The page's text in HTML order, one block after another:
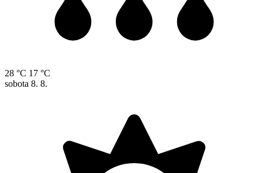
28 °C 17 °C
sobota 8. 8.